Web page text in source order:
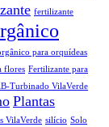
fertilizante
para orquídeas
flores Fertilizante para
Turbinado VilaVerde
Plantas
VilaVerde silício Solo